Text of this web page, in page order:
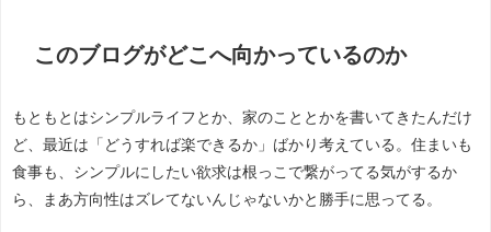
このブログがどこへ向かっているのか
もともとはシンプルライフとか、家のこととかを書いてきたんだけ
ど、最近は「どうすれば楽できるか」ばかり考えている。住まいも
食事も、シンプルにしたい欲求は根っこで繋がってる気がするか
ら、まあ方向性はズレてないんじゃないかと勝手に思ってる。